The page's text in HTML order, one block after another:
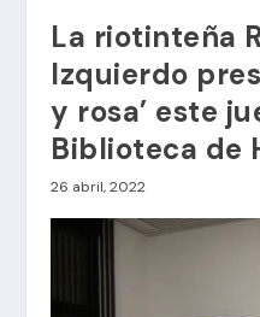
La riotinteña
Izquierdo
y rosa’ este
Biblioteca de
26 abril, 2022